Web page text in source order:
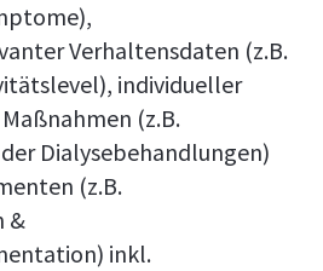
Verhaltensdaten (z.B.
individueller
(z.B.
Dialysebehandlungen)
(z.B.
&
inkl.